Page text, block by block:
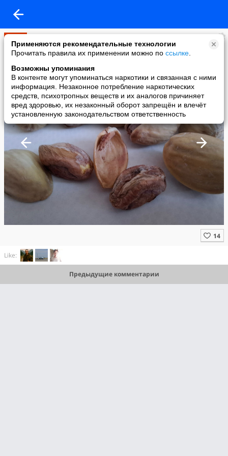
Применяются рекомендательные технологии
Прочитать правила их применении можно по ссылке
Возможны упоминания
В контенте могут упоминаться наркотики и связанная с ними
информация. Незаконное потребление наркотических
средств, психотропных веществ и их аналогов причиняет
вред здоровью, их незаконный оборот запрещён и влечёт
установленную законодательством ответственность
Мир
added a photo
06 May в 18:08
Like:
Предыдущие комментарии